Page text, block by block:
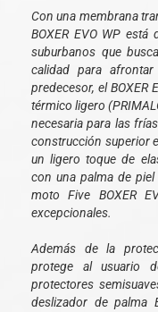
Con una membrana
BOXER EVO WP
suburbanos que
calidad para
predecesor, el BOXER
térmico ligero
necesaria para las
construcción superior
un ligero toque de
con una palma de
moto Five BOXER
excepcionales.
Además de la
protege al usuario
protectores
deslizador de palma